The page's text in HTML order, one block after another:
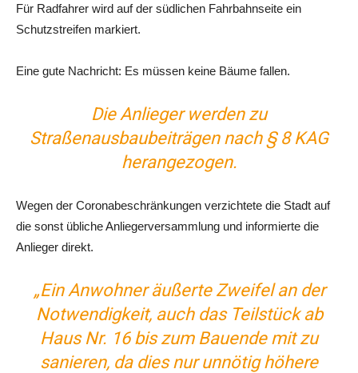
Für Radfahrer wird auf der südlichen Fahrbahnseite ein
Schutzstreifen markiert.
Eine gute Nachricht: Es müssen keine Bäume fallen.
Die Anlieger werden zu
Straßenausbaubeiträgen nach § 8 KAG
herangezogen.
Wegen der Coronabeschränkungen verzichtete die Stadt auf
die sonst übliche Anliegerversammlung und informierte die
Anlieger direkt.
„Ein Anwohner äußerte Zweifel an der
Notwendigkeit, auch das Teilstück ab
Haus Nr. 16 bis zum Bauende mit zu
sanieren, da dies nur unnötig höhere